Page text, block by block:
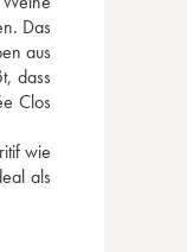
Das
aus
dass
Clos
wie
als